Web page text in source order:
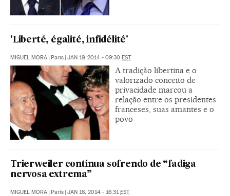
'Liberté, égalité, infidélité'
MIGUEL MORA | Paris | JAN 19, 2014 - 09:30 EST
A tradição libertina e o
valorizado conceito de
privacidade marcou a
relação entre os presidentes
franceses, suas amantes e o
povo
Trierweiler continua sofrendo de “fadiga
nervosa extrema”
MIGUEL MORA | Paris | JAN 16, 2014 - 16:31EST